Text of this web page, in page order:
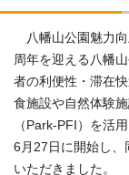
八幡山公園魅力向
周年を迎える八幡
者の利便性・滞在
食施設や自然体験
（Park-PFI）を活
6月27日に開始し、
いただきました。